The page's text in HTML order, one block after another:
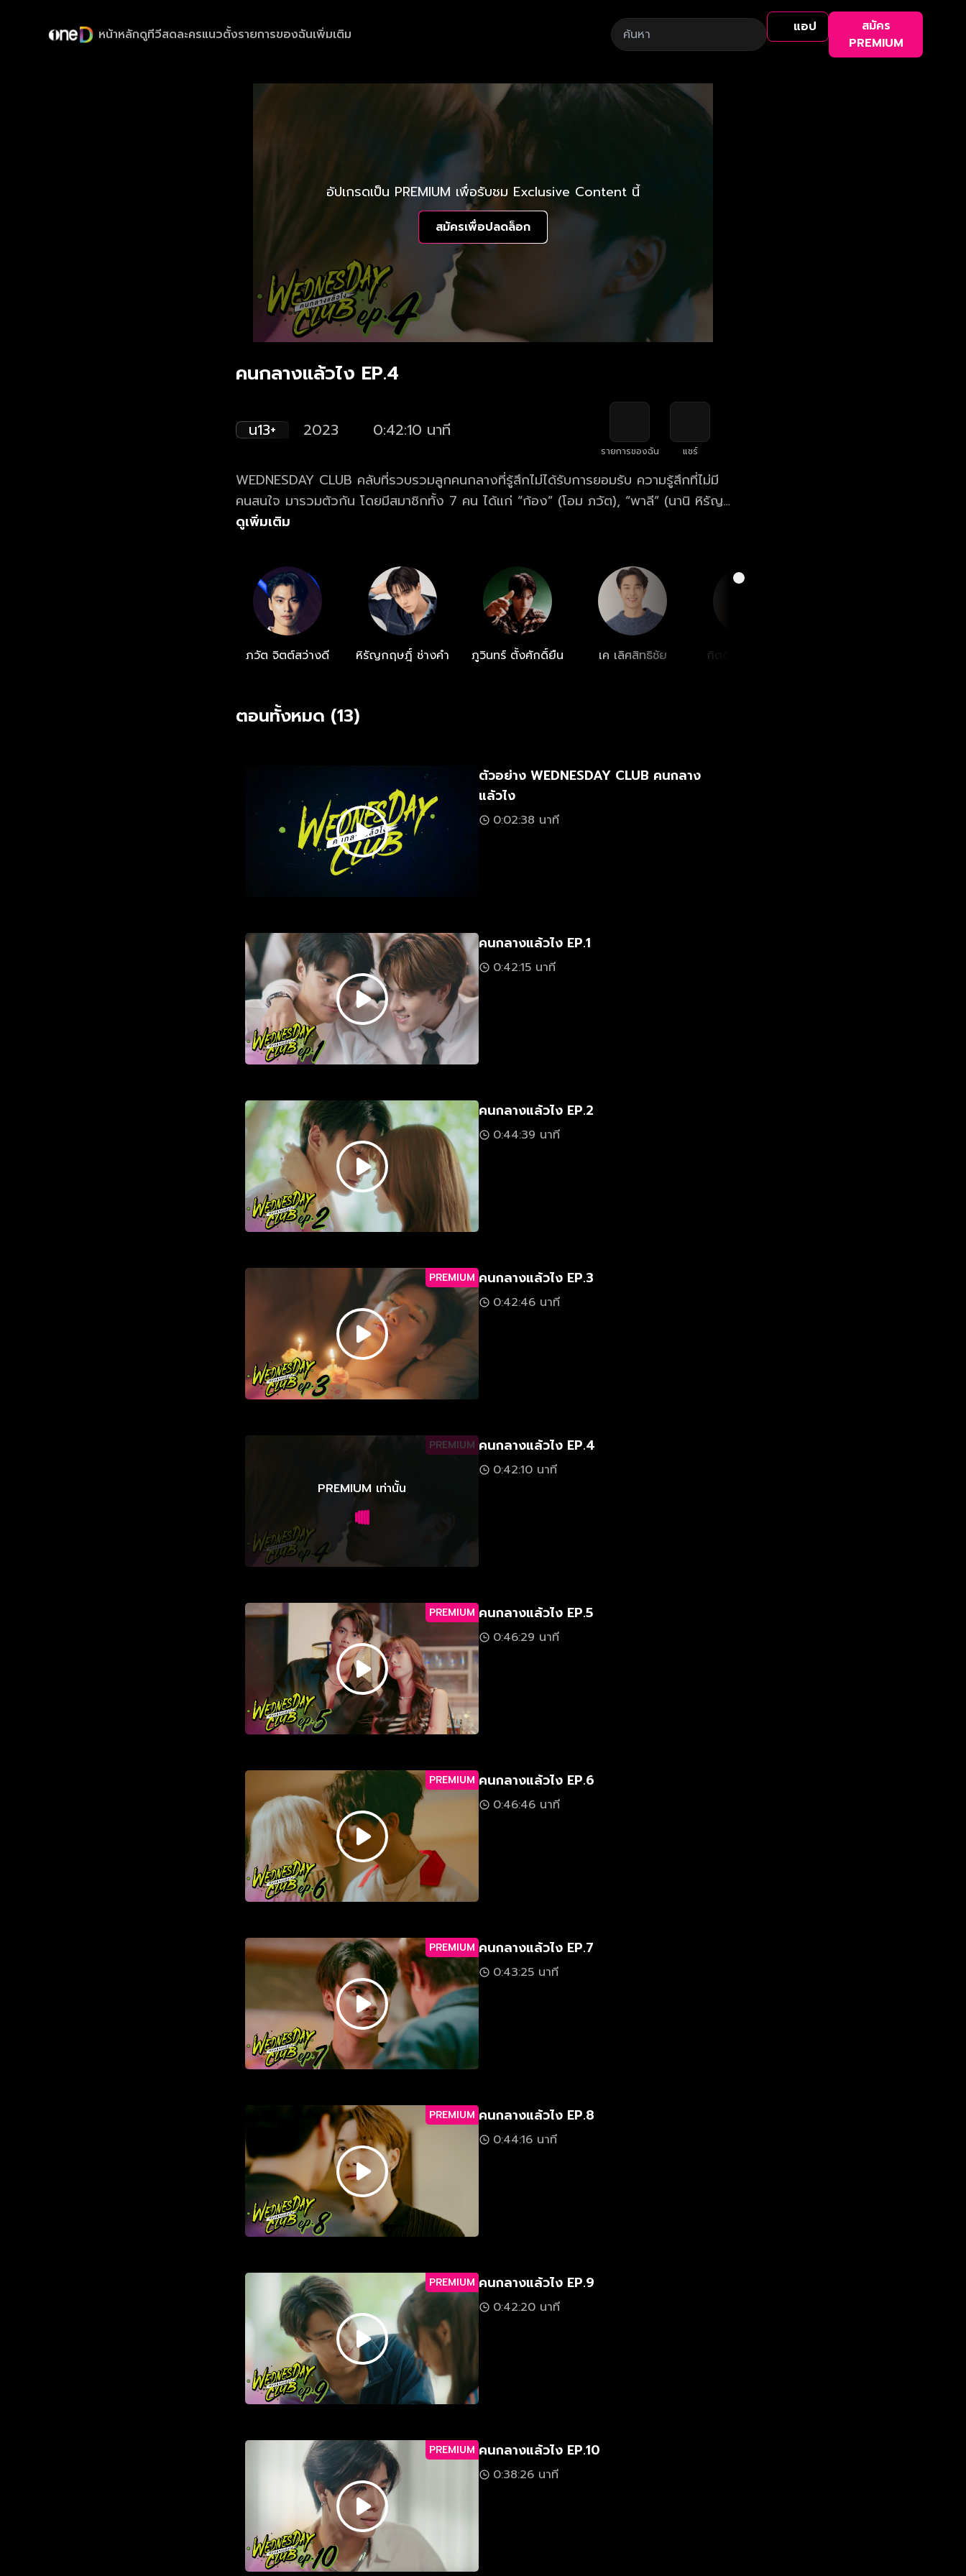
หน้าหลักดูทีวีสดละครแนวตั้งรายการของฉันเพิ่มเติม แอป
สมัคร
PREMIUM
อัปเกรดเป็น PREMIUM เพื่อรับชม Exclusive Content นี้
สมัครเพื่อปลดล็อก
คนกลางแล้วไง EP.4
น13+ 2023 0:42:10 นาที
รายการของฉัน แชร์
WEDNESDAY CLUB คลับที่รวบรวมลูกคนกลางที่รู้สึกไม่ได้รับการยอมรับ ความรู้สึกที่ไม่มี
คนสนใจ มารวมตัวกัน โดยมีสมาชิกทั้ง 7 คน ได้แก่ “ก้อง” (โอม ภวัต), “พาลี” (นานิ หิรัญ
กฤษฎิ์), “แต้ม” (ฟิล์ม รชานันท์) , “เมย์” (พิพลอย กัญญรัตน์), “กุล” (ภูวินทร์ ตั้งศักดิ์ยืน),
เพื่อรักษามิตรภาพนี้ไว้ แต่กฎข้อนี้ก็ถูกทำลายลง ด้วยความสัมพันธ์อันซับซ้อนของสมาชิก
ซึ่งนำมาสู่ความลับ และเรื่องราวในชีวิตของพวกเขาที่ไม่มีใครอยากให้ถูกเปิดเผย
ดูเพิ่มเติม
ภวัต จิตต์สว่างดี หิรัญกฤษฎิ์ ช่างคำ ภูวินทร์ ตั้งศักดิ์ยืน เค เลิศสิทธิชัย
กิตติภพ เสรีวิชย
ตอนทั้งหมด (13)
ตัวอย่าง WEDNESDAY CLUB คนกลาง
แล้วไง
0:02:38 นาที
คนกลางแล้วไง EP.1
0:42:15 นาที
คนกลางแล้วไง EP.2
0:44:39 นาที
PREMIUM คนกลางแล้วไง EP.3
0:42:46 นาที
PREMIUM
PREMIUM เท่านั้น
คนกลางแล้วไง EP.4
0:42:10 นาที
PREMIUM คนกลางแล้วไง EP.5
0:46:29 นาที
PREMIUM คนกลางแล้วไง EP.6
0:46:46 นาที
PREMIUM คนกลางแล้วไง EP.7
0:43:25 นาที
PREMIUM คนกลางแล้วไง EP.8
0:44:16 นาที
PREMIUM คนกลางแล้วไง EP.9
0:42:20 นาที
PREMIUM คนกลางแล้วไง EP.10
0:38:26 นาที